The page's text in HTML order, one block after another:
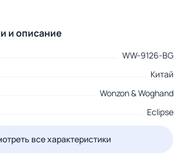
и описание
WW-9126-BG
Китай
Wonzon & Woghand
Eclipse
все характеристики